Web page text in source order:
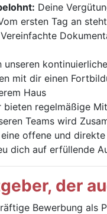
Deine
ersten Tag an
Vereinfachte
unseren
mit dir einen
Haus
bieten regelmäßige
Teams wird
eine offene und
dich auf erfüllende
der
Bewerbung als